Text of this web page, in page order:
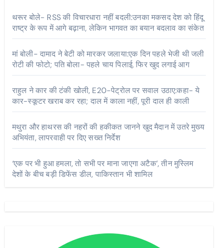
थरूर बोले- RSS की विचारधारा नहीं बदली:उनका मकसद देश को हिंदू
राष्ट्र के रूप में आगे बढ़ाना, लेकिन भागवत का बयान बदलाव का संकेत
मां बोली- दामाद ने बेटी को मारकर जलाया:एक दिन पहले भेजी थी जली
रोटी की फोटो; पति बोला- पहले चाय पिलाई, फिर खुद लगाई आग
राहुल ने कार की टंकी खोली, E20-पेट्रोल पर सवाल उठाए:कहा- ये
कार-स्कूटर खराब कर रहा; दाल में काला नहीं, पूरी दाल ही काली
मथुरा और हाथरस की नहरों की हकीकत जानने खुद मैदान में उतरे मुख्य
अभियंता, लापरवाही पर दिए सख्त निर्देश
‘एक पर भी हुआ हमला, तो सभी पर माना जाएगा अटैक’, तीन मुस्लिम
देशों के बीच बड़ी डिफेंस डील, पाकिस्तान भी शामिल